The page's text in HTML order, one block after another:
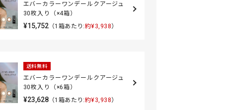
エバーカラーワンデールクアージュ
30枚入り（×4箱）
¥15,752（1箱あたり:約¥3,938）
送料無料
エバーカラーワンデールクアージュ
30枚入り（×6箱）
¥23,628（1箱あたり:約¥3,938）